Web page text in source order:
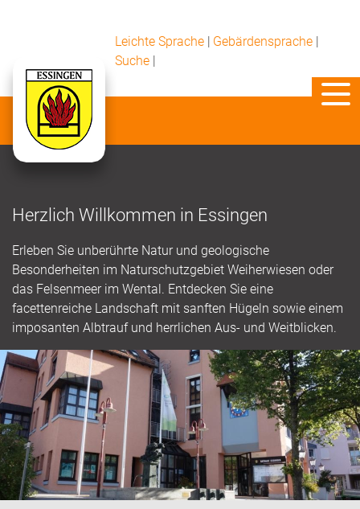
Leichte Sprache | Gebärdensprache |
Suche |
Herzlich Willkommen in Essingen
Erleben Sie unberührte Natur und geologische
Besonderheiten im Naturschutzgebiet Weiherwiesen oder
das Felsenmeer im Wental. Entdecken Sie eine
facettenreiche Landschaft mit sanften Hügeln sowie einem
imposanten Albtrauf und herrlichen Aus- und Weitblicken.